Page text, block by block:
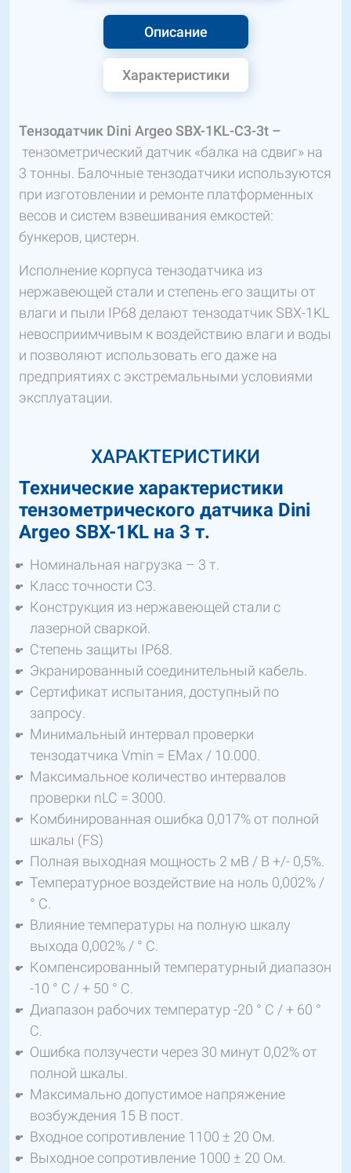
Описание
Характеристики
Тензодатчик Dini Argeo SBX-1KL-C3-3t –
тензометрический датчик «балка на сдвиг» на
3 тонны. Балочные тензодатчики используются
при изготовлении и ремонте платформенных
весов и систем взвешивания емкостей:
бункеров, цистерн.
Исполнение корпуса тензодатчика из
нержавеющей стали и степень его защиты от
влаги и пыли IP68 делают тензодатчик SBX-1KL
невосприимчивым к воздействию влаги и воды
и позволяют использовать его даже на
предприятиях с экстремальными условиями
эксплуатации.
ХАРАКТЕРИСТИКИ
Технические характеристики
тензометрического датчика Dini
Argeo SBX-1KL на 3 т.
Номинальная нагрузка – 3 т.
Класс точности C3.
Конструкция из нержавеющей стали с
лазерной сваркой.
Степень защиты IP68.
Экранированный соединительный кабель.
Сертификат испытания, доступный по
запросу.
Минимальный интервал проверки
тензодатчика Vmin = EMax / 10.000.
Максимальное количество интервалов
проверки nLC = 3000.
Комбинированная ошибка 0,017% от полной
шкалы (FS)
Полная выходная мощность 2 мВ / В +/- 0,5%.
Температурное воздействие на ноль 0,002% /
° С.
Влияние температуры на полную шкалу
выхода 0,002% / ° C.
Компенсированный температурный диапазон
-10 ° C / + 50 ° C.
Диапазон рабочих температур -20 ° C / + 60 °
C.
Ошибка ползучести через 30 минут 0,02% от
полной шкалы.
Максимально допустимое напряжение
возбуждения 15 В пост.
Входное сопротивление 1100 ± 20 Ом.
Выходное сопротивление 1000 ± 20 Ом.